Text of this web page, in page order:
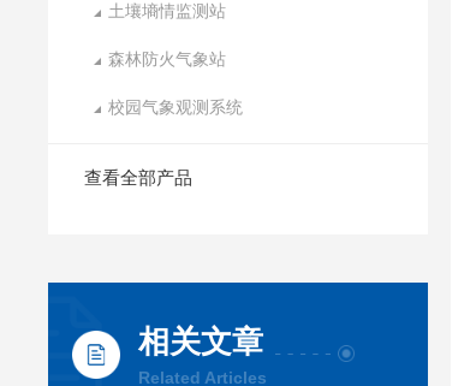
土壤墒情监测站
森林防火气象站
校园气象观测系统
查看全部产品
相关文章
Related Articles